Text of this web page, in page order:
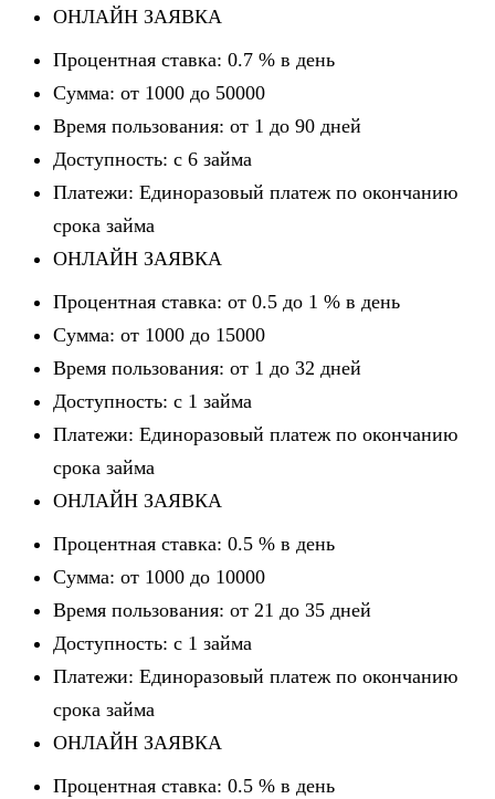
ОНЛАЙН ЗАЯВКА
Процентная ставка: 0.7 % в день
Сумма: от 1000 до 50000
Время пользования: от 1 до 90 дней
Доступность: c 6 займа
Платежи: Единоразовый платеж по окончанию
срока займа
ОНЛАЙН ЗАЯВКА
Процентная ставка: от 0.5 до 1 % в день
Сумма: от 1000 до 15000
Время пользования: от 1 до 32 дней
Доступность: c 1 займа
Платежи: Единоразовый платеж по окончанию
срока займа
ОНЛАЙН ЗАЯВКА
Процентная ставка: 0.5 % в день
Сумма: от 1000 до 10000
Время пользования: от 21 до 35 дней
Доступность: c 1 займа
Платежи: Единоразовый платеж по окончанию
срока займа
ОНЛАЙН ЗАЯВКА
Процентная ставка: 0.5 % в день